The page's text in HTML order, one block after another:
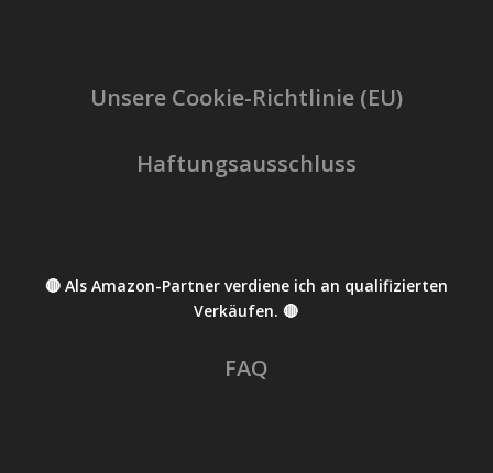
Unsere Cookie-Richtlinie (EU)
Haftungsausschluss
🔴 Als Amazon-Partner verdiene ich an qualifizierten
Verkäufen. 🔴
FAQ